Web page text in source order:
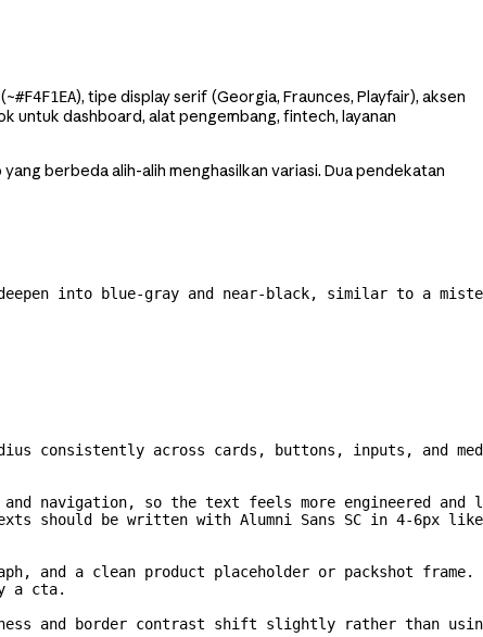
#F4F1EA), tipe display serif (Georgia, Fraunces, Playfair), aksen
untuk dashboard, alat pengembang, fintech, layanan
berbeda alih-alih menghasilkan variasi. Dua pendekatan
into blue-gray and near-black,
similar to a
consistently across cards, buttons, inputs, and
navigation, so the text feels more engineered and
should be written with Alumni Sans SC in 4-6px like
and a clean product placeholder or packshot frame.
a cta.
and border contrast shift slightly rather than